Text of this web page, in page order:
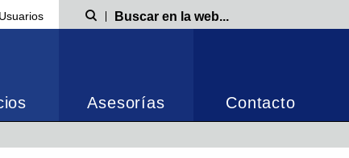
Búsqueda
Asesorías Contacto